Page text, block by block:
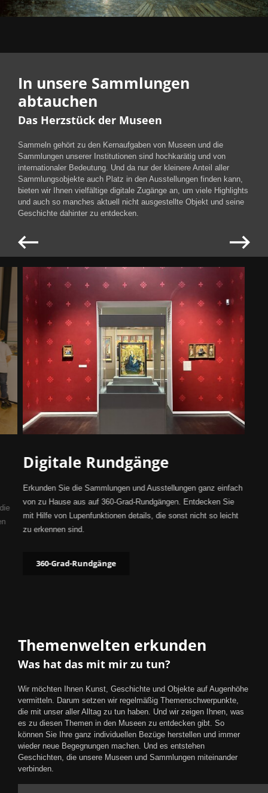
In unsere Sammlungen
abtauchen
Das Herzstück der Museen
Sammeln gehört zu den Kernaufgaben von Museen und die
Sammlungen unserer Institutionen sind hochkarätig und von
internationaler Bedeutung. Und da nur der kleinere Anteil aller
Sammlungsobjekte auch Platz in den Ausstellungen finden kann,
bieten wir Ihnen vielfältige digitale Zugänge an, um viele Highlights
und auch so manches aktuell nicht ausgestellte Objekt und seine
Geschichte dahinter zu entdecken.
Digitale Rundgänge
Erkunden Sie die Sammlungen und Ausstellungen ganz einfach
von zu Hause aus auf 360-Grad-Rundgängen. Entdecken Sie
mit Hilfe von Lupenfunktionen details, die sonst nicht so leicht
zu erkennen sind.
360-Grad-Rundgänge
Themenwelten erkunden
Was hat das mit mir zu tun?
Wir möchten Ihnen Kunst, Geschichte und Objekte auf Augenhöhe
vermitteln. Darum setzen wir regelmäßig Themenschwerpunkte,
die mit unser aller Alltag zu tun haben. Und wir zeigen Ihnen, was
es zu diesen Themen in den Museen zu entdecken gibt. So
können Sie Ihre ganz individuellen Bezüge herstellen und immer
wieder neue Begegnungen machen. Und es entstehen
Geschichten, die unsere Museen und Sammlungen miteinander
verbinden.